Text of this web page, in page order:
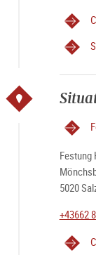
Festung
5020
+43662